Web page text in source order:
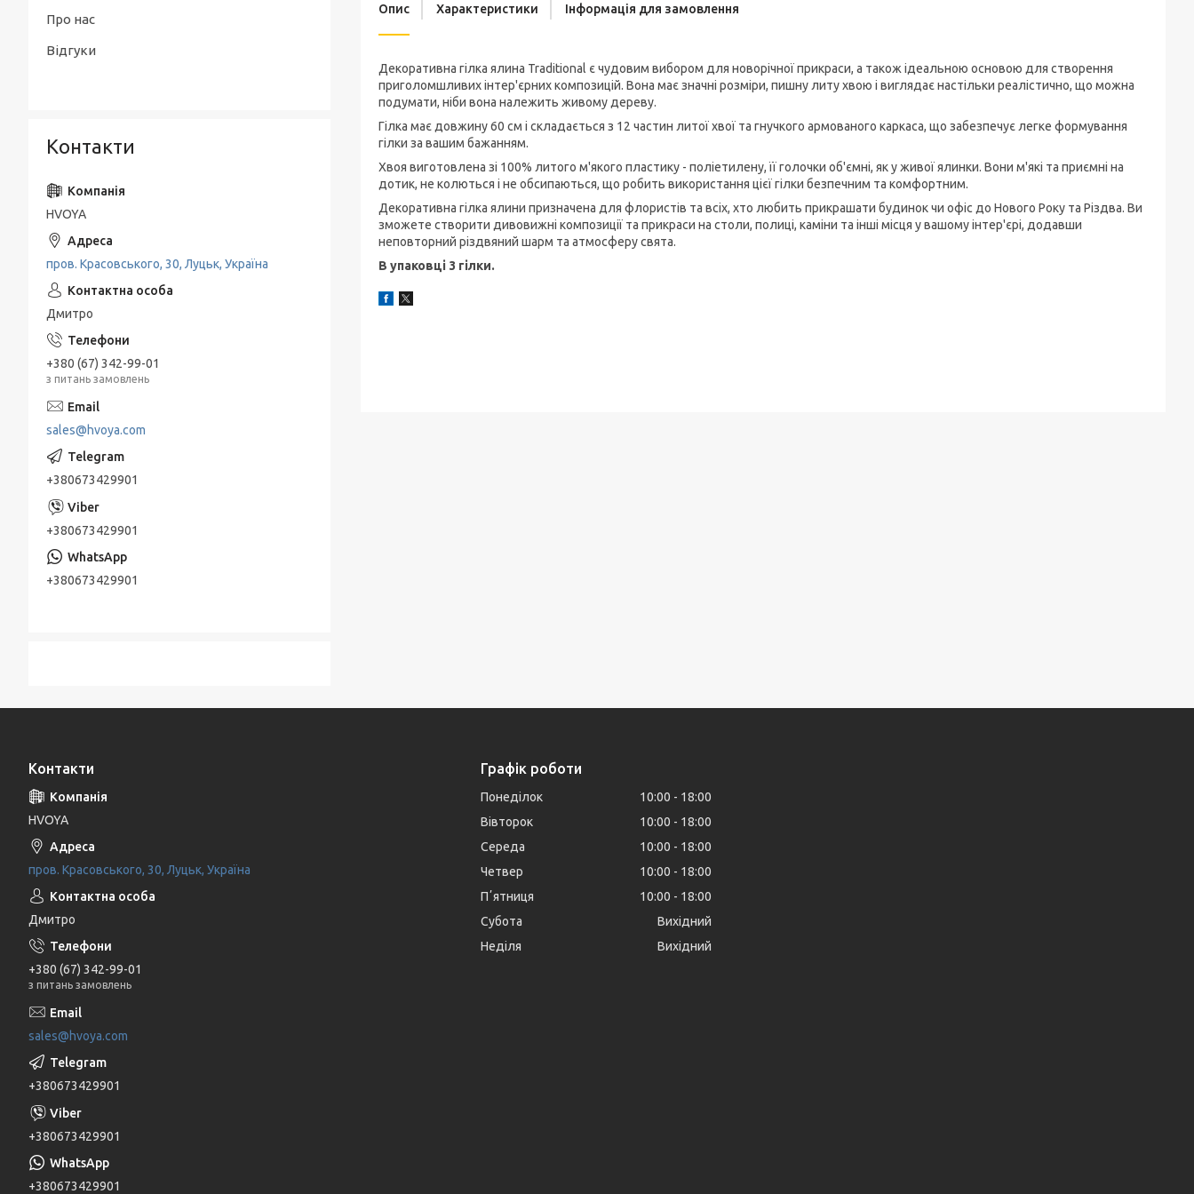
Опис Характеристики Інформація для замовлення
Декоративна гілка ялина Traditional є чудовим вибором для новорічної прикраси, а також ідеальною основою для створення
приголомшливих інтер'єрних композицій. Вона має значні розміри, пишну литу хвою і виглядає настільки реалістично, що можна
подумати, ніби вона належить живому дереву.
Гілка має довжину 60 см і складається з 12 частин литої хвої та гнучкого армованого каркаса, що забезпечує легке формування
гілки за вашим бажанням.
Хвоя виготовлена зі 100% литого м'якого пластику - поліетилену, їїголочки об'ємні, як у живої ялинки. Вони м'які та приємні на
дотик, не колються і не обсипаються, що робить використання цієї гілки безпечним та комфортним.
Декоративна гілка ялини призначена для флористів та всіх, хто любить прикрашати будинок чи офіс до Нового Року та Різдва. Ви
зможете створити дивовижні композиції та прикраси на столи, полиці, каміни та інші місця у вашому інтер'єрі, додавши
неповторний різдвяний шарм та атмосферу свята.
В упаковці 3 гілки.
Про нас
Відгуки
Контакти
HVOYA
пров. Красовського, 30, Луцьк, Україна
Дмитро
+380 (67) 342-99-01
з питань замовлень
sales@hvoya.com
+380673429901
+380673429901
+380673429901
Контакти
HVOYA
пров. Красовського, 30, Луцьк, Україна
Дмитро
+380 (67) 342-99-01
з питань замовлень
sales@hvoya.com
+380673429901
+380673429901
+380673429901
Графік роботи
Понеділок 10:00
18:00
Вівторок
10:00
18:00
Середа
10:00
18:00
Четвер
10:00
18:00
Пʼятниця
10:00
18:00
Субота
Вихідний
Неділя
Вихідний